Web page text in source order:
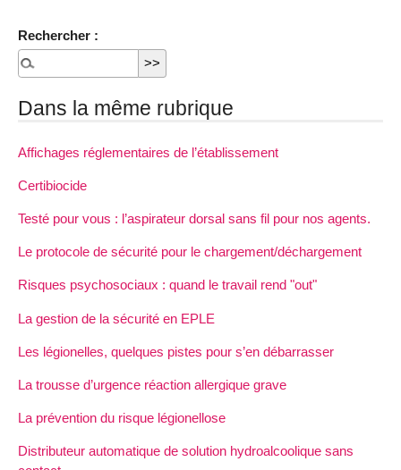
Rechercher :
Dans la même rubrique
Affichages réglementaires de l’établissement
Certibiocide
Testé pour vous : l’aspirateur dorsal sans fil pour nos agents.
Le protocole de sécurité pour le chargement/déchargement
Risques psychosociaux : quand le travail rend "out"
La gestion de la sécurité en EPLE
Les légionelles, quelques pistes pour s’en débarrasser
La trousse d’urgence réaction allergique grave
La prévention du risque légionellose
Distributeur automatique de solution hydroalcoolique sans